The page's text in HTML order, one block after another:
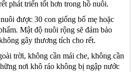
phát triển tốt hơn trong hồ nuôi.
được 30 con giống bố mẹ hoặc
Mật độ nuôi rộng sẽ đảm bảo
gây thương tích cho rết.
trời, không cần mái che, không cần
nơi khô ráo không bị ngập nước